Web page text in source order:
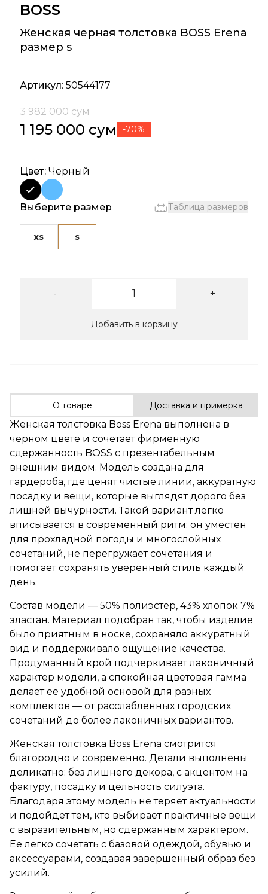
BOSS
Женская черная толстовка BOSS Erena
размер s
Артикул: 50544177
3 982 000 сум
1 195 000 сум -70%
Цвет: Черный
Выберите размер Таблица размеров
xs s
- +
Добавить в корзину
О товаре Доставка и примерка
Женская толстовка Boss Erena выполнена в
черном цвете и сочетает фирменную
сдержанность BOSS с презентабельным
внешним видом. Модель создана для
гардероба, где ценят чистые линии, аккуратную
посадку и вещи, которые выглядят дорого без
лишней вычурности. Такой вариант легко
вписывается в современный ритм: он уместен
для прохладной погоды и многослойных
сочетаний, не перегружает сочетания и
помогает сохранять уверенный стиль каждый
день.
Состав модели — 50% полиэстер, 43% хлопок 7%
эластан. Материал подобран так, чтобы изделие
было приятным в носке, сохраняло аккуратный
вид и поддерживало ощущение качества.
Продуманный крой подчеркивает лаконичный
характер модели, а спокойная цветовая гамма
делает ее удобной основой для разных
комплектов — от расслабленных городских
сочетаний до более лаконичных вариантов.
Женская толстовка Boss Erena смотрится
благородно и современно. Детали выполнены
деликатно: без лишнего декора, с акцентом на
фактуру, посадку и цельность силуэта.
Благодаря этому модель не теряет актуальности
и подойдет тем, кто выбирает практичные вещи
с выразительным, но сдержанным характером.
Ее легко сочетать с базовой одеждой, обувью и
аксессуарами, создавая завершенный образ без
усилий.